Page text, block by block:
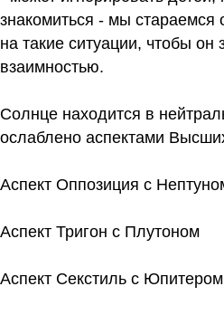
знакомиться - мы
на такие ситуации, чтобы он
взаимностью.
Солнце находится в
ослаблено аспектами
Аспект Оппозиция с
Аспект Тригон с Плутоном
Аспект Секстиль с Юпитером